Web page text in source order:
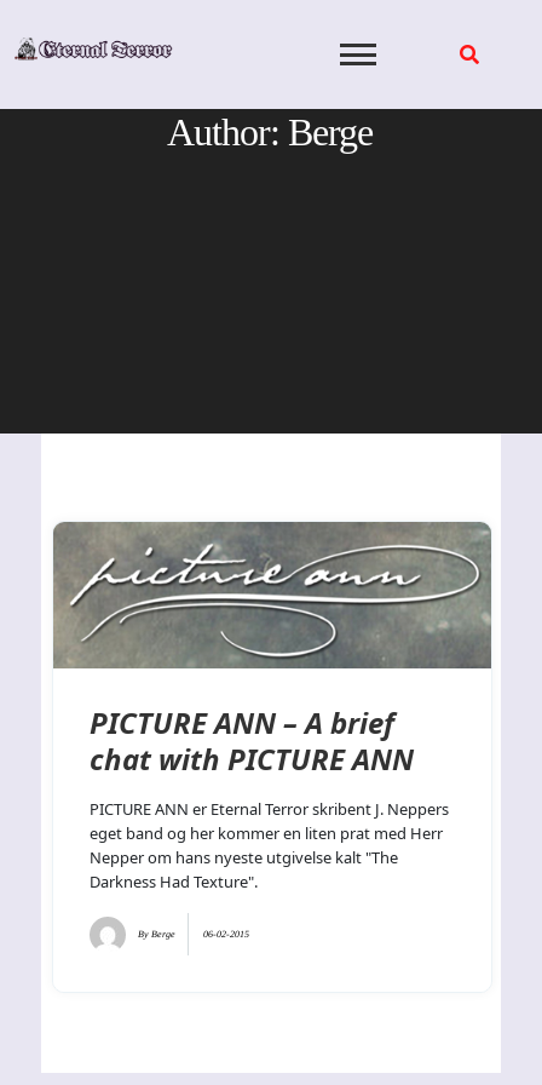
Author: Berge
PICTURE ANN – A brief
chat with PICTURE ANN
PICTURE ANN er Eternal Terror skribent J. Neppers
eget band og her kommer en liten prat med Herr
Nepper om hans nyeste utgivelse kalt "The
Darkness Had Texture".
ByBerge 06-02-2015